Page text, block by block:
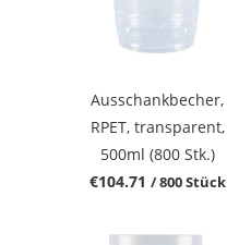
Ausschankbecher,
RPET, transparent,
500ml (800 Stk.)
€104.71 / 800 Stück